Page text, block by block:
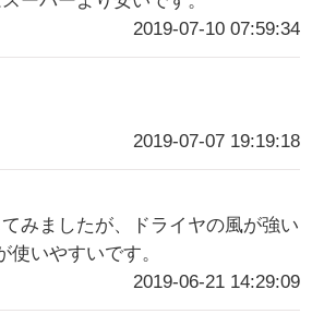
2019-07-10 07:59:34
2019-07-07 19:19:18
みましたが、ドライヤの風が強い
使いやすいです。
2019-06-21 14:29:09